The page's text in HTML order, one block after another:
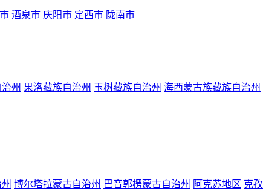
酒泉市 庆阳市 定西市 陇南市
州 果洛藏族自治州 玉树藏族自治州 海西蒙古族藏族自治州
博尔塔拉蒙古自治州 巴音郭楞蒙古自治州 阿克苏地区 克